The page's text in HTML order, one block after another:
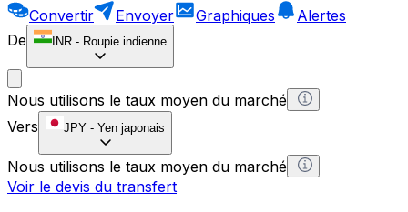
Convertir Envoyer Graphiques
Alertes
De
INR - Roupie indienne
Nous utilisons le taux moyen du marché
Vers
JPY - Yen japonais
Nous utilisons le taux moyen du marché
Voir le devis du transfert